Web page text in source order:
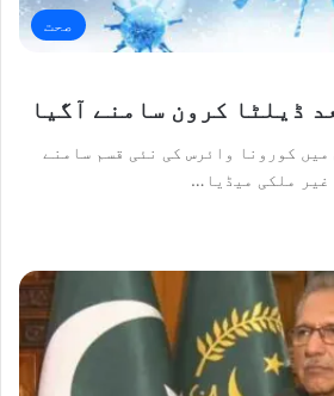
صحت
ڈیلٹا کرون سامنے آگیا
کورونا وائرس کی نئی قسم سامنے
غیر ملکی میڈیا…